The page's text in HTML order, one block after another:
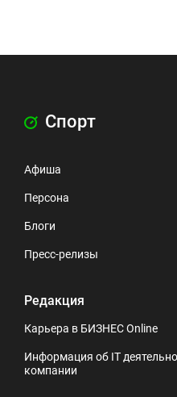
Спорт
Афиша
Персона
Блоги
Пресс-релизы
Редакция
Карьера в БИЗНЕС Online
Информация об IT
компании